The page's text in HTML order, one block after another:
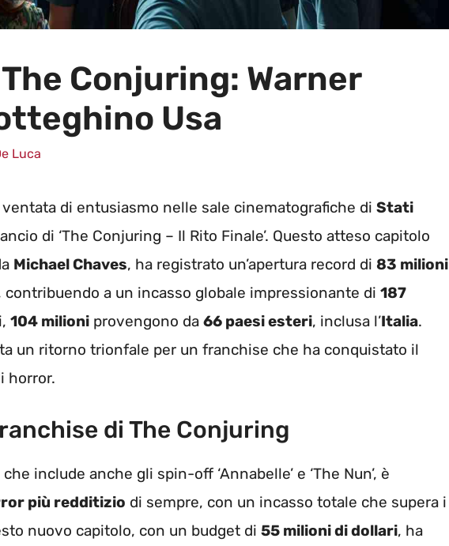
Conjuring: Warner
Usa
Luca
di entusiasmo nelle sale cinematografiche di Stati
di ‘The Conjuring – Il Rito Finale’. Questo atteso capitolo
Michael Chaves, ha registrato un’apertura record di 83 milioni
contribuendo a un incasso globale impressionante di 187
104 milioni provengono da 66 paesi esteri, inclusa l’Italia.
un ritorno trionfale per un franchise che ha conquistato il
horror.
di The Conjuring
che include anche gli spin-off ‘Annabelle’ e ‘The Nun’, è
più redditizio di sempre, con un incasso totale che supera i
nuovo capitolo, con un budget di 55 milioni di dollari, ha